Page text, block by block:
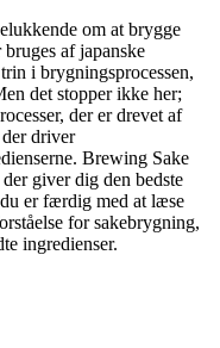
om at brygge
af japanske
i brygningsprocessen,
det stopper ikke her;
der er drevet af
driver
Brewing Sake
giver dig den bedste
er færdig med at læse
for sakebrygning,
ingredienser.